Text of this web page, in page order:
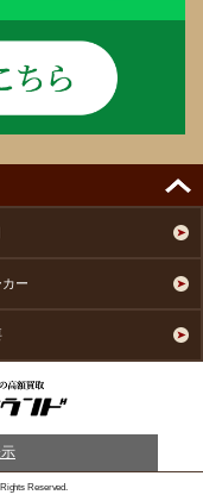
ー
Reserved.